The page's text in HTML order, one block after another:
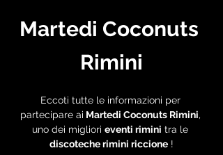
Martedi Coconuts
Rimini
Eccoti tutte le informazioni per
partecipare ai Martedi Coconuts Rimini,
uno dei migliori eventi rimini tra le
discoteche rimini riccione !